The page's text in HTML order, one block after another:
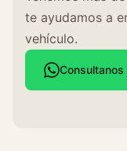
te ayudamos a
vehículo.